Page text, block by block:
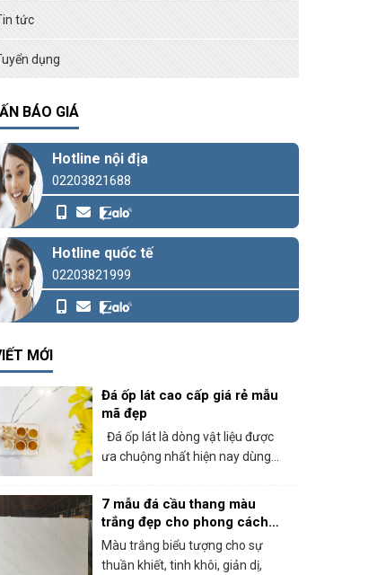
tức
dụng
BÁO GIÁ
Hotline nội địa
02203821688
Hotline quốc tế
02203821999
MỚI
Đá ốp lát cao cấp giá rẻ mẫu
mã đẹp
Đá ốp lát là dòng vật liệu được
ưa chuộng nhất hiện nay dùng...
7 mẫu đá cầu thang màu
trắng đẹp cho phong cách
hiện đại
Màu trắng biểu tượng cho sự
thuần khiết, tinh khôi, giản dị,